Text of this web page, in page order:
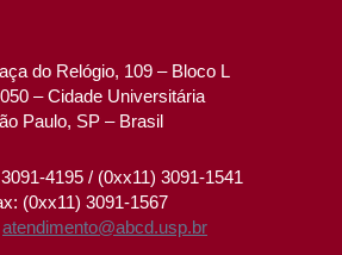
do Relógio, 109 – Bloco L
– Cidade Universitária
Paulo, SP – Brasil
4195 / (0xx11) 3091-1541
(0xx11) 3091-1567
atendimento@abcd.usp.br